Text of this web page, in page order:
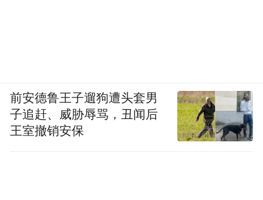
前安德鲁王子遛狗遭头套男
子追赶、威胁辱骂，丑闻后
王室撤销安保